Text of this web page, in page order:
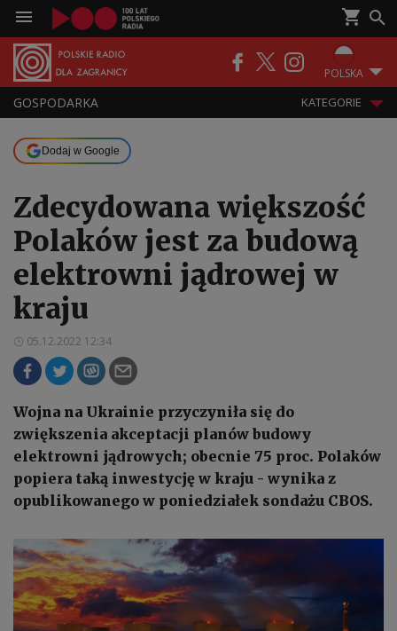
POLSKA
GOSPODARKA KATEGORIE
Dodaj w Google
Zdecydowana większość
Polaków jest za budową
elektrowni jądrowej w
kraju
05.12.2022 12:34
Wojna na Ukrainie przyczyniła się do
zwiększenia akceptacji planów budowy
elektrowni jądrowych; obecnie 75 proc. Polaków
popiera taką inwestycję w kraju - wynika z
opublikowanego w poniedziałek sondażu CBOS.